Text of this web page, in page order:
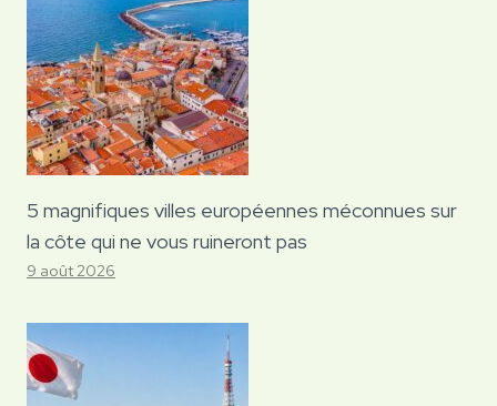
5 magnifiques villes européennes méconnues sur
la côte qui ne vous ruineront pas
9 août 2026